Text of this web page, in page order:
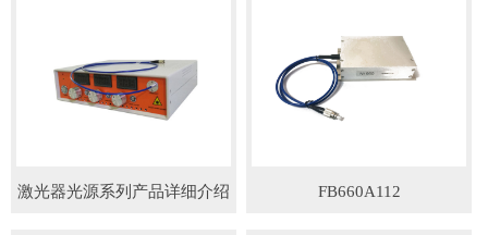
激光器光源系列产品详细介绍 FB660A112